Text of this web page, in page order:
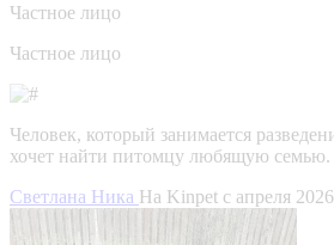
Частное лицо
Частное лицо
Человек, который занимается
хочет найти питомцу любящую семью.
Светлана Ника На Kinpet c апреля 2026